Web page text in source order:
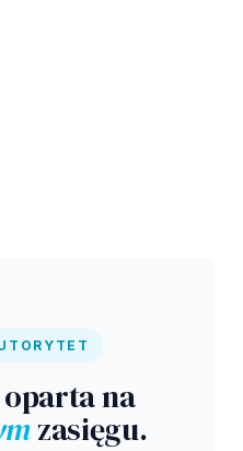
na
zasięgu.